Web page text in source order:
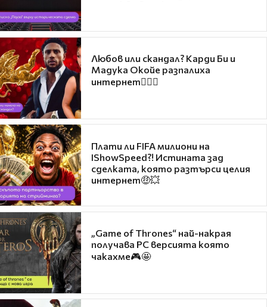
Любов или скандал? Карди Би и
Мадука Окойе разпалиха
интернет❤️‍🔥🔥
Плати ли FIFA милиони на
IShowSpeed?! Истината зад
сделката, която разтърси целия
интернет🤑💥
„Game of Thrones“ най-накрая
получава PC версията която
чакахме🎮🤩